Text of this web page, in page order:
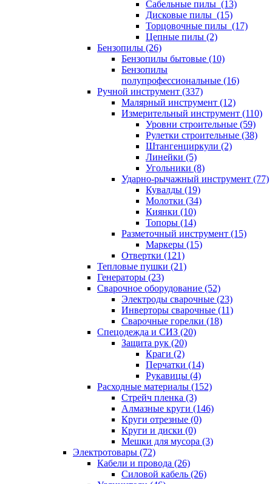
Сабельные пилы (13)
Дисковые пилы (15)
Торцовочные пилы (17)
Цепные пилы (2)
Бензопилы (26)
Бензопилы бытовые (10)
Бензопилы
полупрофессиональные (16)
Ручной инструмент (337)
Малярный инструмент (12)
Измерительный инструмент (110)
Уровни строительные (59)
Рулетки строительные (38)
Штангенциркули (2)
Линейки (5)
Угольники (8)
Ударно-рычажный инструмент (77)
Кувалды (19)
Молотки (34)
Киянки (10)
Топоры (14)
Разметочный инструмент (15)
Маркеры (15)
Отвертки (121)
Тепловые пушки (21)
Генераторы (23)
Сварочное оборудование (52)
Электроды сварочные (23)
Инверторы сварочные (11)
Сварочные горелки (18)
Спецодежда и СИЗ (20)
Защита рук (20)
Краги (2)
Перчатки (14)
Рукавицы (4)
Расходные материалы (152)
Стрейч пленка (3)
Алмазные круги (146)
Круги отрезные (0)
Круги и диски (0)
Мешки для мусора (3)
Электротовары (72)
Кабели и провода (26)
Силовой кабель (26)